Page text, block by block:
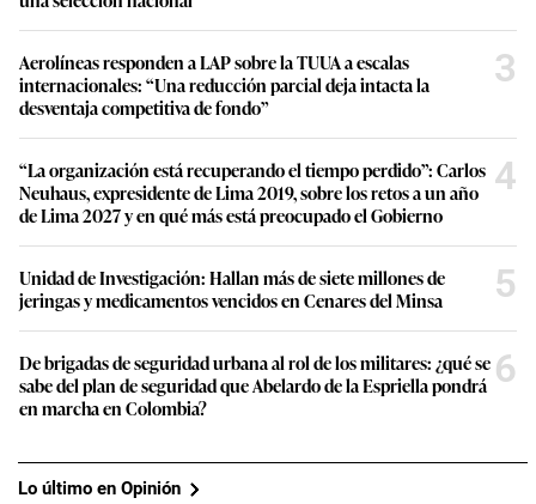
Aerolíneas responden a LAP sobre la TUUA a escalas
internacionales: “Una reducción parcial deja intacta la
desventaja competitiva de fondo”
3
“La organización está recuperando el tiempo perdido”: Carlos
Neuhaus, expresidente de Lima 2019, sobre los retos a un año
de Lima 2027 y en qué más está preocupado el Gobierno
4
Unidad de Investigación: Hallan más de siete millones de
jeringas y medicamentos vencidos en Cenares del Minsa
5
De brigadas de seguridad urbana al rol de los militares: ¿qué se
sabe del plan de seguridad que Abelardo de la Espriella pondrá
en marcha en Colombia?
6
Lo último en Opinión